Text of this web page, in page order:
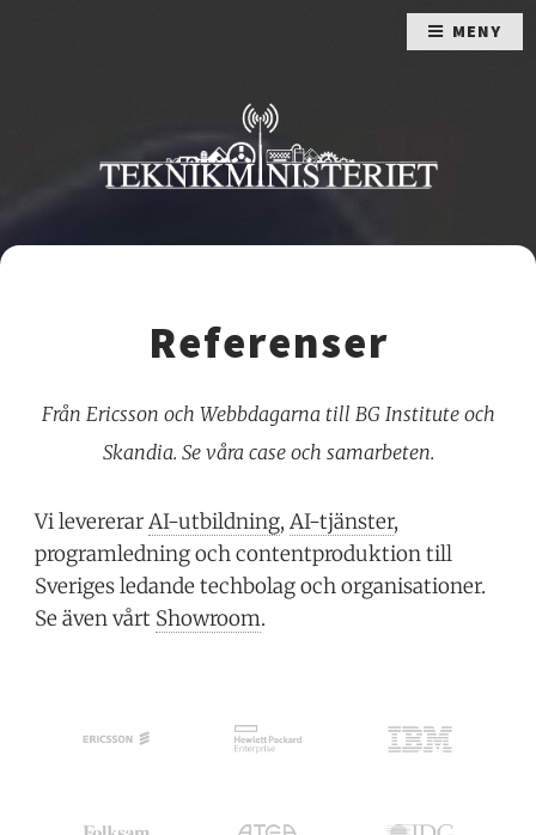
Referenser
Från Ericsson och Webbdagarna till BG Institute och
Skandia. Se våra case och samarbeten.
Vi levererarAI-utbildning,AI-tjänster,
programledning och contentproduktion till
Sveriges ledande techbolag och organisationer.
Se även vårt Showroom.
MENY